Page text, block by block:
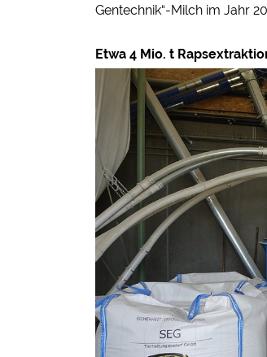
Gentechnik“-Milch im Jahr
Etwa 4 Mio. t